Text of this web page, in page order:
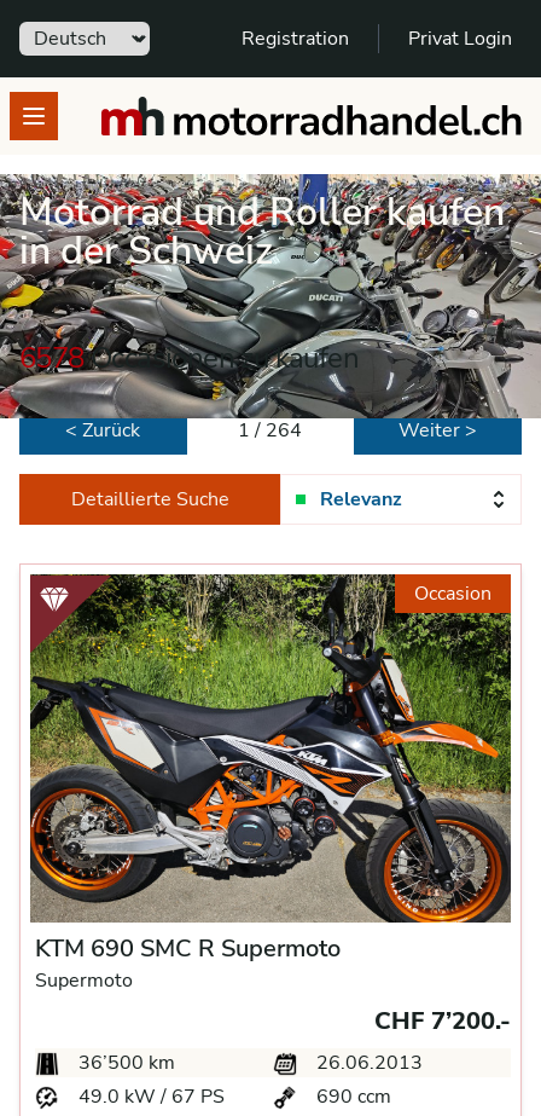
Sprache Registration Privat Login
Open menumotorradhandel.ch
Motorrad und Roller kaufen
in der Schweiz
6578Occasionen zu kaufen
< Zurück 1 / 264 Weiter >
Detaillierte Suche Relevanz
Occasion
KTM 690 SMC R Supermoto
Supermoto
CHF 7’200.-
36’500 km
26.06.2013
49.0 kW / 67 PS
690 ccm